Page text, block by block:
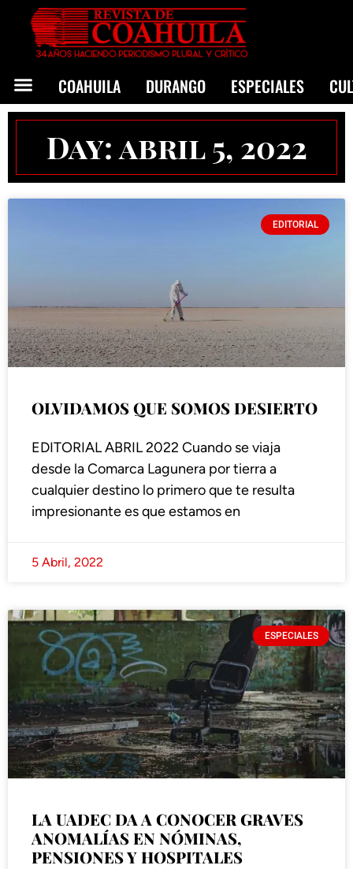
COAHUILA DURANGO ESPECIALES
Day: abril 5, 2022
EDITORIAL
OLVIDAMOS QUE SOMOS DESIERTO
EDITORIAL ABRIL 2022 Cuando se viaja
desde la Comarca Lagunera por tierra a
cualquier destino lo primero que te resulta
impresionante es que estamos en
5 Abril, 2022
ESPECIALES
LA UADEC DA A CONOCER GRAVES
ANOMALÍAS EN NÓMINAS,
PENSIONES Y HOSPITALES